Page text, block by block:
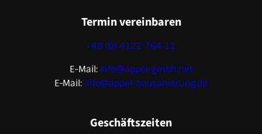
Termin vereinbaren
+49 (0) 4121 764 11
E-Mail: info@appel-gmbh.net
E-Mail: info@appel-bausanierung.de
Geschäftszeiten